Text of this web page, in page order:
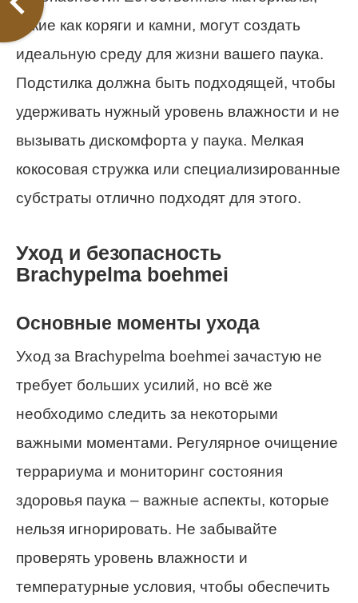
такие как коряги и камни, могут создать
идеальную среду для жизни вашего паука.
Подстилка должна быть подходящей, чтобы
удерживать нужный уровень влажности и не
вызывать дискомфорта у паука. Мелкая
кокосовая стружка или специализированные
субстраты отлично подходят для этого.
Уход и безопасность
Brachypelma boehmei
Основные моменты ухода
Уход за Brachypelma boehmei зачастую не
требует больших усилий, но всё же
необходимо следить за некоторыми
важными моментами. Регулярное очищение
террариума и мониторинг состояния
здоровья паука – важные аспекты, которые
нельзя игнорировать. Не забывайте
проверять уровень влажности и
температурные условия, чтобы обеспечить